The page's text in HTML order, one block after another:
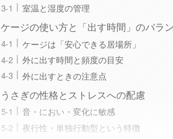
室温と湿度の管理
ケージの使い方と「出す時間」のバラ
ケージは「安心できる居場所」
外に出す時間と頻度の目安
外に出すときの注意点
うさぎの性格とストレスへの配慮
音・におい・変化に敏感
夜行性・単独行動型という特徴